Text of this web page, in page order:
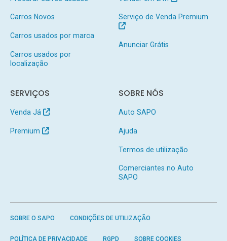
Carros Novos
Carros usados por marca
Carros usados por
localização
Serviço de Venda Premium
Anunciar Grátis
SERVIÇOS
Venda Já
Premium
SOBRE NÓS
Auto SAPO
Ajuda
Termos de utilização
Comerciantes no Auto
SAPO
SOBRE O SAPO CONDIÇÕES DE UTILIZAÇÃO
POLÍTICA DE PRIVACIDADE RGPD SOBRE COOKIES